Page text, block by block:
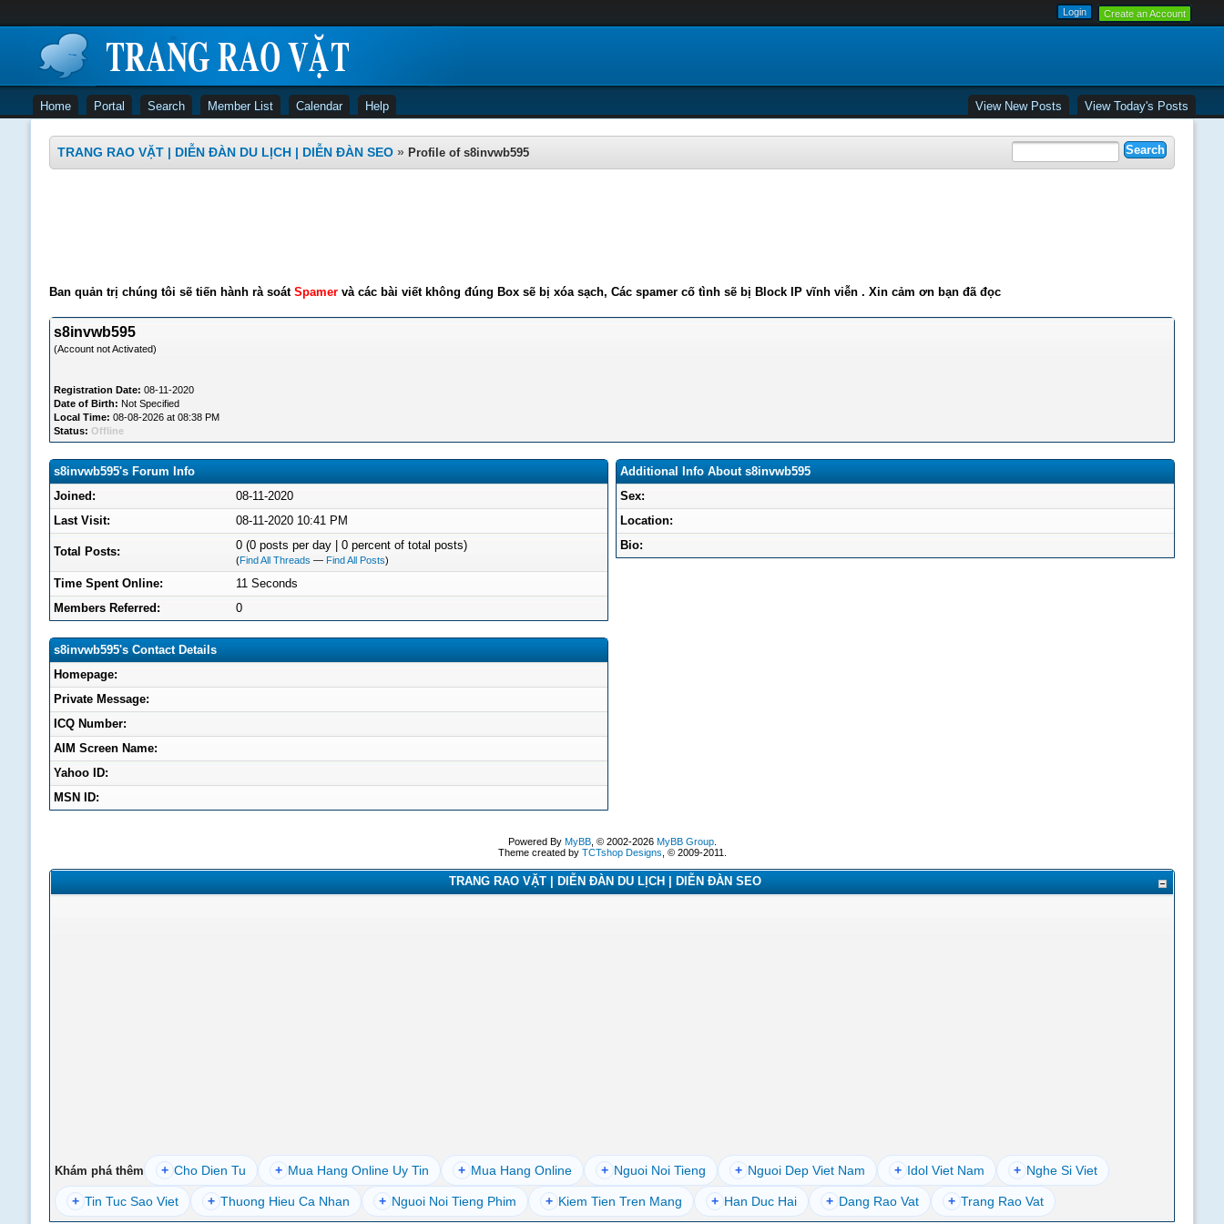
Create an Account
Home Portal Search Member List Calendar Help View New Posts View Today's Posts
TRANG RAO VẶT | DIỄN ĐÀN DU LỊCH | DIỄN ĐÀN SEO » Profile of s8invwb595
Ban quản trị chúng tôi sẽ tiến hành rà soát Spamervà các bài viết không đúng Box sẽ bị xóa sạch, Các spamer cố tình sẽ bị Block IP vĩnh viễn . Xin cảm ơn bạn đã đọc
s8invwb595
(Account not Activated)
Registration Date: 08-11-2020
Date of Birth: Not Specified
Local Time: 08-08-2026 at 08:38 PM
Status: Offline
s8invwb595's Forum Info
Joined:
08-11-2020
Last Visit:
08-11-2020 10:41 PM
Total Posts: 0 (0 posts per day | 0 percent of total posts)
(Find All Threads — Find All Posts)
Time Spent Online:
11 Seconds
Members Referred:
0
s8invwb595's Contact Details
Homepage:
Private Message:
ICQ Number:
AIM Screen Name:
Yahoo ID:
MSN ID:
Additional Info About s8invwb595
Sex:
Location:
Bio:
Powered By MyBB, © 2002-2026 MyBB Group.
Theme created by TCTshop Designs , © 2009-2011.
TRANG RAO VẶT | DIỄN ĐÀN DU LỊCH | DIỄN ĐÀN SEO
Khám phá thêm + Cho Dien Tu + Mua Hang Online Uy Tin + Mua Hang Online + Nguoi Noi Tieng + Nguoi Dep Viet Nam + Idol Viet Nam + Nghe Si Viet
+ Tin Tuc Sao Viet + Thuong Hieu Ca Nhan + Nguoi Noi Tieng Phim + Kiem Tien Tren Mang + Han Duc Hai + Dang Rao Vat + Trang Rao Vat